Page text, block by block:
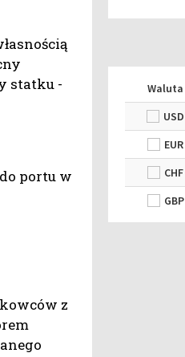
statku -
portu w
z
Waluta
USD
EUR
CHF
GBP